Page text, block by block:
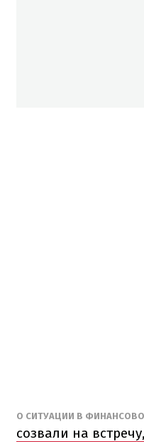
О СИТУАЦИИ В
созвали на